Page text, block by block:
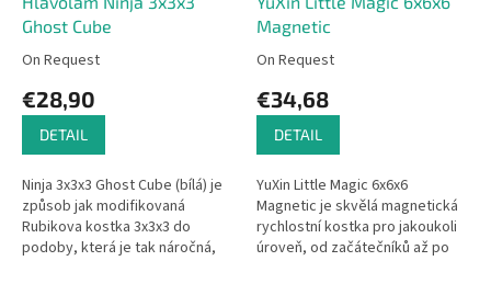
Ghost Cube
On Request
€28,90
DETAIL
Ninja 3x3x3 Ghost Cube (bílá) je
způsob jak modifikovaná
Rubikova kostka 3x3x3 do
podoby, která je tak náročná,
Magnetic
On Request
€34,68
DETAIL
YuXin Little Magic 6x6x6
Magnetic je skvělá magnetická
rychlostní kostka pro jakoukoli
úroveň, od začátečníků až po